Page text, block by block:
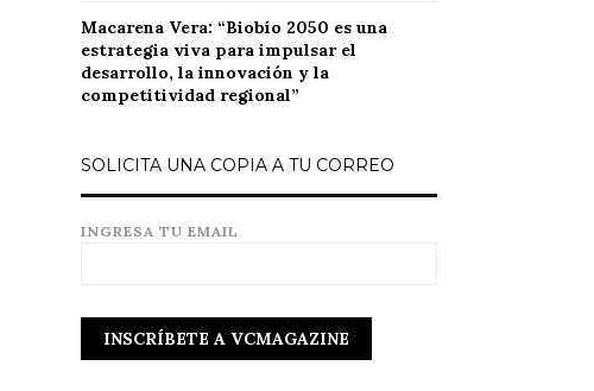
Macarena Vera: “Biobío 2050 es una
estrategia viva para impulsar el
desarrollo, la innovación y la
competitividad regional”
SOLICITA UNA COPIA A TU CORREO
INGRESA TU EMAIL